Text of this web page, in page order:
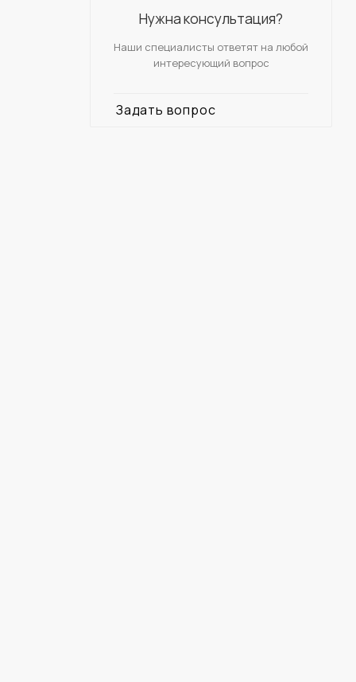
Нужна консультация?
Наши специалисты ответят на любой
интересующий вопрос
Задать вопрос